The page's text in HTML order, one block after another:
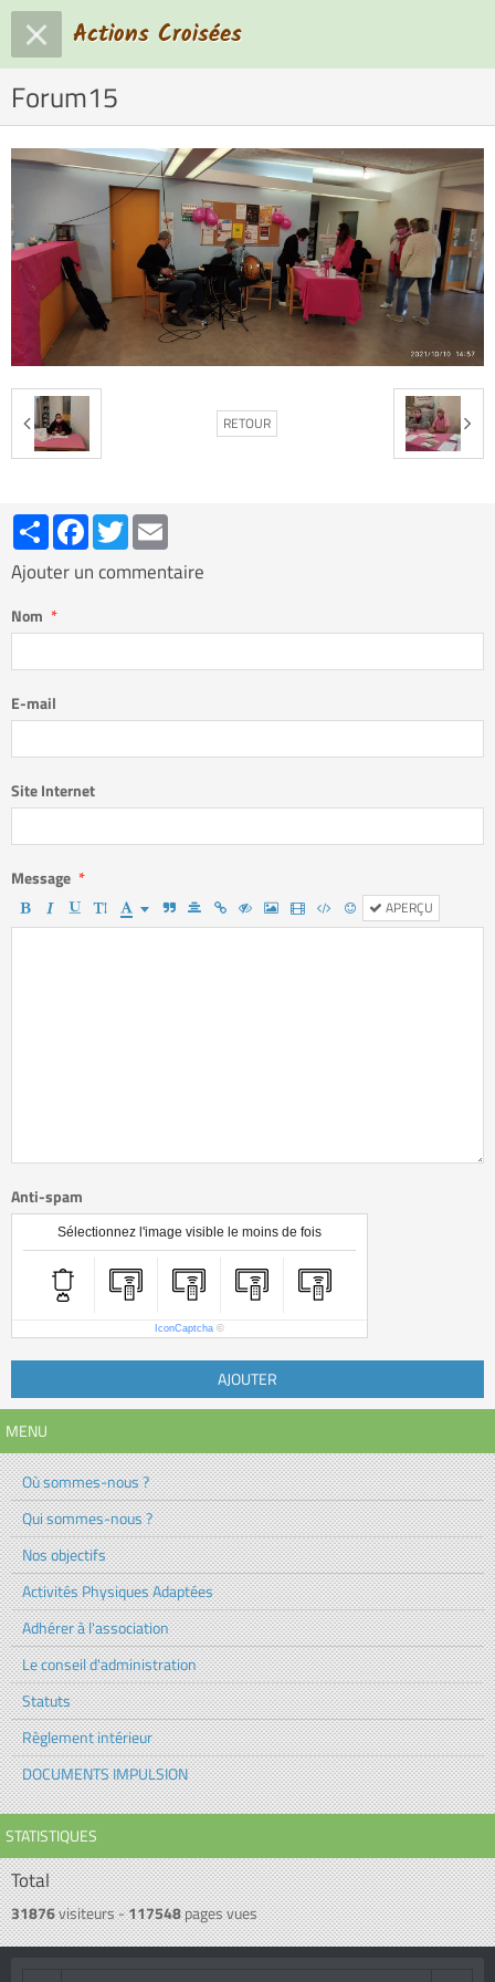
Actions Croisées
Forum15
RETOUR
PartagerFacebookTwitter
Ajouter un commentaire
Nom
E-mail
Site Internet
Message
APERÇU
Anti-spam
Sélectionnez l'image visible le moins de fois
IconCaptcha ©
AJOUTER
MENU
Où sommes-nous ?
Qui sommes-nous ?
Nos objectifs
Activités Physiques Adaptées
Adhérer à l'association
Le conseil d'administration
Statuts
Règlement intérieur
DOCUMENTS IMPULSION
STATISTIQUES
Total
31876visiteurs -117548pages vues